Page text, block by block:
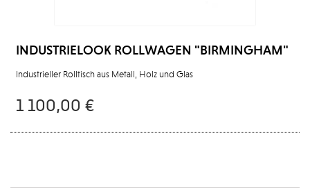
INDUSTRIELOOK ROLLWAGEN "BIRMINGHAM"
Industrieller Rolltisch aus Metall, Holz und Glas
1 100,00 €